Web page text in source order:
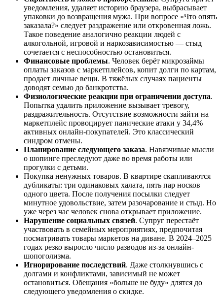
уведомления, удаляет историю браузера, выбрасывает
упаковки до возвращения мужа. При вопросе «Что опять
заказала?» следует раздражение или откровенная ложь.
Такое поведение аналогично реакции людей с
алкогольной, игровой и наркозависимостью — стыд
сочетается с неспособностью остановиться.
Финансовые проблемы. Человек берёт микрозаймы
оплаты заказов с маркетплейсов, копит долги по картам,
продает личные вещи. В тяжёлых случаях пациенты
доводят семью до банкротства.
Физиологические реакции при ограничении доступа.
Попытка удалить приложение вызывает тревогу,
раздражительность. Отсутствие возможности зайти на
маркетплейс провоцирует панические атаки у 34,4%
активных онлайн-покупателей. Это классический
синдром отмены.
Планирование следующего заказа. Навязчивые мысли
о шопинге преследуют даже во время работы или
прогулки с детьми.
Покупка ненужных товаров. В квартире скапливаются
дубликаты: три одинаковых халата, пять пар носков
одного цвета. После получения посылки следует
минутное удовольствие, затем разочарование и стыд. Но
уже через час человек снова открывает приложение.
Нарушение социальных связей. Супруг перестаёт
участвовать в семейных мероприятиях, предпочитая
посматривать товары маркетов на диване. В 2024–2025
годах резко выросло число разводов из-за онлайн-
шопоголизма.
Игнорирование последствий. Даже столкнувшись с
долгами и конфликтами, зависимый не может
остановиться. Обещания «больше не буду» длятся до
следующего уведомления о скидке.